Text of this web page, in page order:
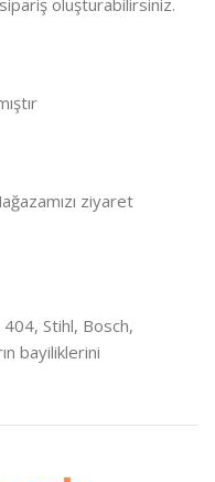
oluşturabilirsiniz.
ziyaret
Stihl, Bosch,
bayiliklerini